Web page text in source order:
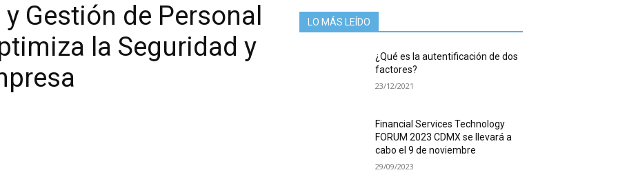
Gestión de Personal
la Seguridad y
LO MÁS LEÍDO
¿Qué es la autentificación de dos
factores?
23/12/2021
Financial Services Technology
FORUM 2023 CDMX se llevará a
cabo el 9 de noviembre
29/09/2023